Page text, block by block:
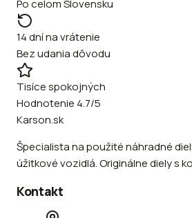
Po celom Slovensku
14 dní na vrátenie
Bez udania dôvodu
Tisíce spokojných
Hodnotenie 4.7/5
Karson.sk
Špecialista na použité náhradné
úžitkové vozidlá. Originálne diely s
Kontakt